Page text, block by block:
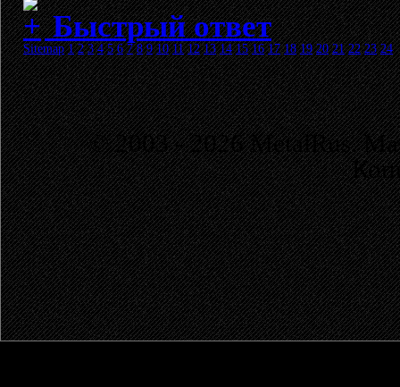
Быстрый ответ
Sitemap 1 2 3 4 5 6 7 8 9 10 11 12 13 14 15 16 17 18 19 20 21 22 23 24
© 2003 - 2026 MetalRus.